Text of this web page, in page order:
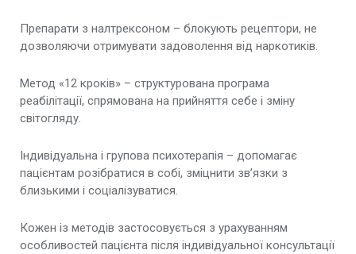
Препарати з налтрексоном – блокують рецептори, не
дозволяючи отримувати задоволення від наркотиків.
Метод «12 кроків» – структурована програма
реабілітації, спрямована на прийняття себе і зміну
світогляду.
Індивідуальна і групова психотерапія – допомагає
пацієнтам розібратися в собі, зміцнити зв’язки з
близькими і соціалізуватися.
Кожен із методів застосовується з урахуванням
особливостей пацієнта після індивідуальної консультації